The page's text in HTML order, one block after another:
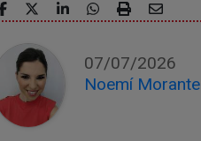
07/07/2026
Noemí Morante